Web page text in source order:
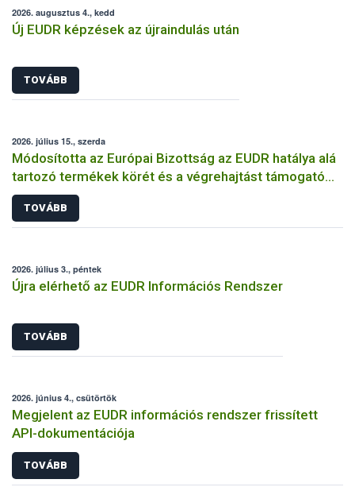
2026. augusztus 4., kedd
Új EUDR képzések az újraindulás után
TOVÁBB
2026. július 15., szerda
Módosította az Európai Bizottság az EUDR hatálya alá
tartozó termékek körét és a végrehajtást támogató
dokumentumokat
TOVÁBB
2026. július 3., péntek
Újra elérhető az EUDR Információs Rendszer
TOVÁBB
2026. június 4., csütörtök
Megjelent az EUDR információs rendszer frissített
API-dokumentációja
TOVÁBB